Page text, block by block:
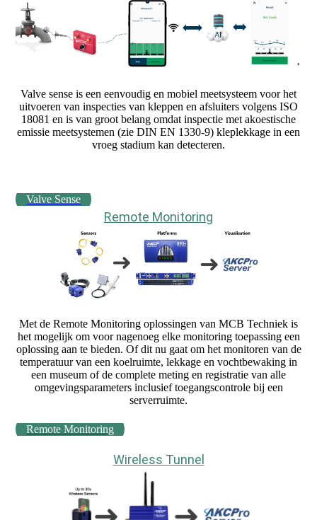
Valve sense is een eenvoudig en mobiel meetsysteem voor het
uitvoeren van inspecties van kleppen en afsluiters volgens ISO
18081 en is van groot belang omdat inspectie met akoestische
emissie meetsystemen (zie DIN EN 1330-9) kleplekkage in een
vroeg stadium kan detecteren.
Valve Sense
Remote Monitoring
Met de Remote Monitoring oplossingen van MCB Techniek is
het mogelijk om voor nagenoeg elke monitoring toepassing een
oplossing aan te bieden. Of dit nu gaat om het monitoren van de
temperatuur van een koelruimte, lekkage en vochtbewaking in
een museum of de complete meting en registratie van alle
omgevingsparameters inclusief toegangscontrole bij een
serverruimte.
Remote Monitoring
Wireless Tunnel